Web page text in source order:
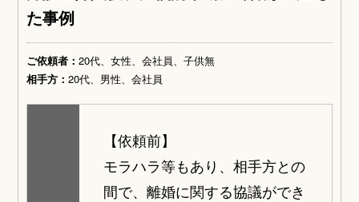
た事例
ご依頼者：20代、女性、会社員、子供無
相手方：20代、男性、会社員
【依頼前】
モラハラ等もあり、相手方との
間で、離婚に関する協議ができ